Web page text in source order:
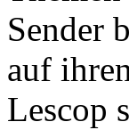
Sender
auf
Lescop